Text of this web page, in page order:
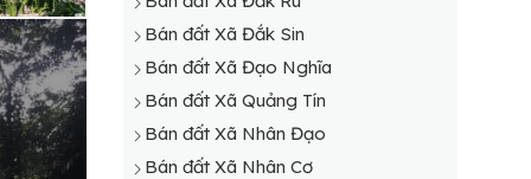
Bán đất Xã Đắk Sin
Bán đất Xã Đạo Nghĩa
Bán đất Xã Quảng Tín
Bán đất Xã Nhân Đạo
Bán đất Xã Nhân Cơ